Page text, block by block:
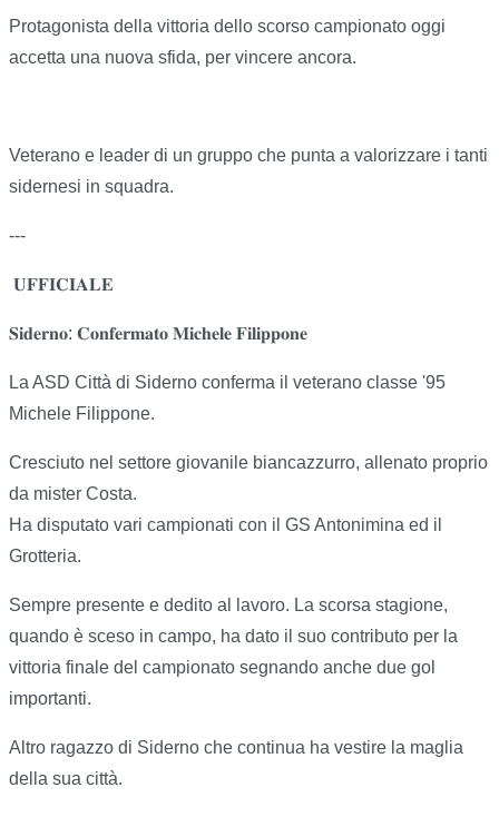
Protagonista della vittoria dello scorso campionato oggi
accetta una nuova sfida, per vincere ancora.
Veterano e leader di un gruppo che punta a valorizzare i tanti
sidernesi in squadra.
---
𝐔𝐅𝐅𝐈𝐂𝐈𝐀𝐋𝐄
𝐒𝐢𝐝𝐞𝐫𝐧𝐨: 𝐂𝐨𝐧𝐟𝐞𝐫𝐦𝐚𝐭𝐨 𝐌𝐢𝐜𝐡𝐞𝐥𝐞 𝐅𝐢𝐥𝐢𝐩𝐩𝐨𝐧𝐞
La ASD Città di Siderno conferma il veterano classe '95
Michele Filippone.
Cresciuto nel settore giovanile biancazzurro, allenato proprio
da mister Costa.
Ha disputato vari campionati con il GS Antonimina ed il
Grotteria.
Sempre presente e dedito al lavoro. La scorsa stagione,
quando è sceso in campo, ha dato il suo contributo per la
vittoria finale del campionato segnando anche due gol
importanti.
Altro ragazzo di Siderno che continua ha vestire la maglia
della sua città.